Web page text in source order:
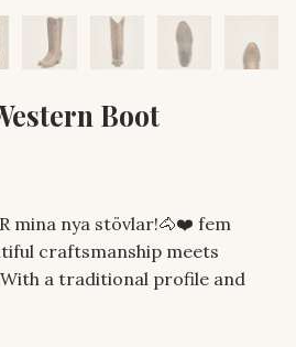
Boot
mina nya stövlar!🐴❤️ fem
craftsmanship meets
a traditional profile and